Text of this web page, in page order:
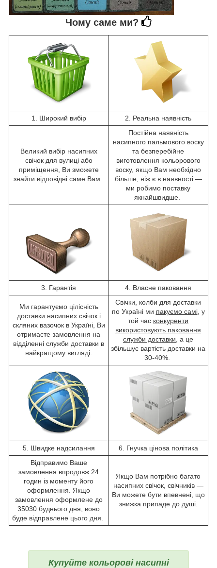
Чому саме ми?
1. Широкий вибір 2. Реальна наявність
Великий вибір насипних
свічок для вулиці або
приміщення, Ви зможете
знайти відповідні саме Вам.
Постійна наявність
насипного пальмового воску
та безперебійне
виготовлення кольорового
воску, якщо Вам необхідно
більше, ніж є в наявності —
ми робимо поставку
якнайшвидше.
3. Гарантія 4. Власне паковання
Ми гарантуємо цілісність
доставки насипних свічок і
скляних вазочок в Україні, Ви
отримаєте замовлення на
відділенні служби доставки в
найкращому вигляді.
Свічки, колби для доставки
по Україні ми пакуємо самі, у
той час конкуренти
використовують паковання
служби доставки , а це
збільшує вартість доставки на
30-40%.
5. Швидке надсилання
6. Гнучка цінова політика
Відправимо Ваше
замовлення впродовж 24
годин із моменту його
оформлення. Якщо
замовлення оформлене до
35030 буднього дня, воно
буде відправлене цього дня.
Якщо Вам потрібно багато
насипних свічок, свічників —
Ви можете бути впевнені, що
знижка припаде до душі.
Купуйте кольорові насипні